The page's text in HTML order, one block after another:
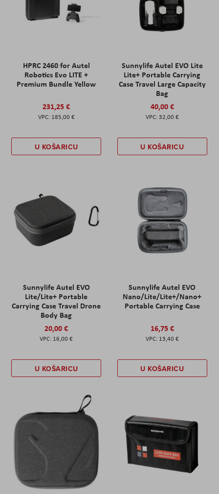
HPRC 2460 for Autel
Robotics Evo LITE +
Premium Bundle Yellow
231,25 €
185,00 €
U KOŠARICU
Sunnylife Autel EVO Lite
Lite+ Portable Carrying
Case Travel Large Capacity
Bag
40,00 €
32,00 €
U KOŠARICU
Sunnylife Autel EVO
Lite/Lite+ Portable
Carrying Case Travel Drone
Body Bag
20,00 €
16,00 €
U KOŠARICU
Sunnylife Autel EVO
Nano/Lite/Lite+/Nano+
Portable Carrying Case
16,75 €
13,40 €
U KOŠARICU